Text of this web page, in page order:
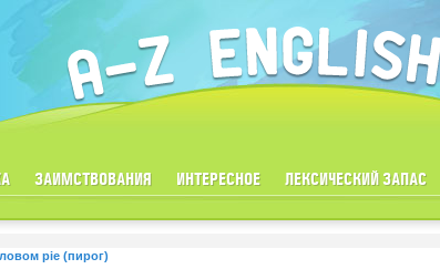
ЗАИМСТВОВАНИЯ ИНТЕРЕСНОЕ ЛЕКСИЧЕСКИЙ ЗАПАС
pie (пирог)